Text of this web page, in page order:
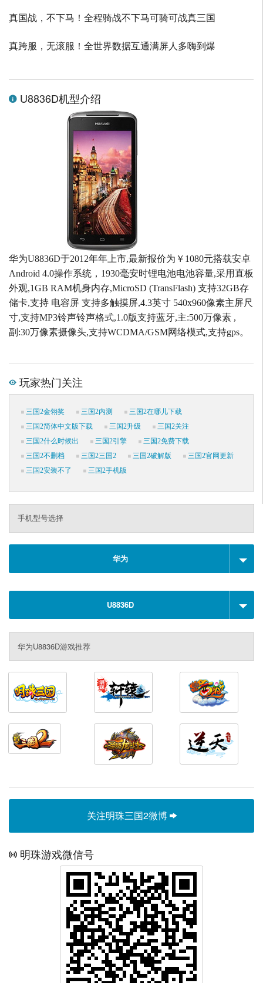
真国战，不下马！全程骑战不下马可骑可战真三国
真跨服，无滚服！全世界数据互通满屏人多嗨到爆
U8836D机型介绍
华为U8836D于2012年年上市,最新报价为￥1080元搭载安卓
Android 4.0操作系统，1930毫安时锂电池电池容量,采用直板
外观,1GB RAM机身内存,MicroSD (TransFlash) 支持32GB存
储卡,支持 电容屏 支持多触摸屏,4.3英寸 540x960像素主屏尺
寸,支持MP3铃声铃声格式,1.0版支持蓝牙,主:500万像素 ,
副:30万像素摄像头,支持WCDMA/GSM网络模式,支持gps。
玩家热门关注
三国2金翎奖 三国2内测
三国2在哪儿下载
三国2简体中文版下载
三国2升级
三国2关注
三国2什么时候出
三国2引擎
三国2免费下载
三国2不删档
三国2三国2 三国2破解版
三国2官网更新
三国2安装不了
三国2手机版
手机型号选择
华为
U8836D
华为U8836D游戏推荐
关注明珠三国2微博
明珠游戏微信号